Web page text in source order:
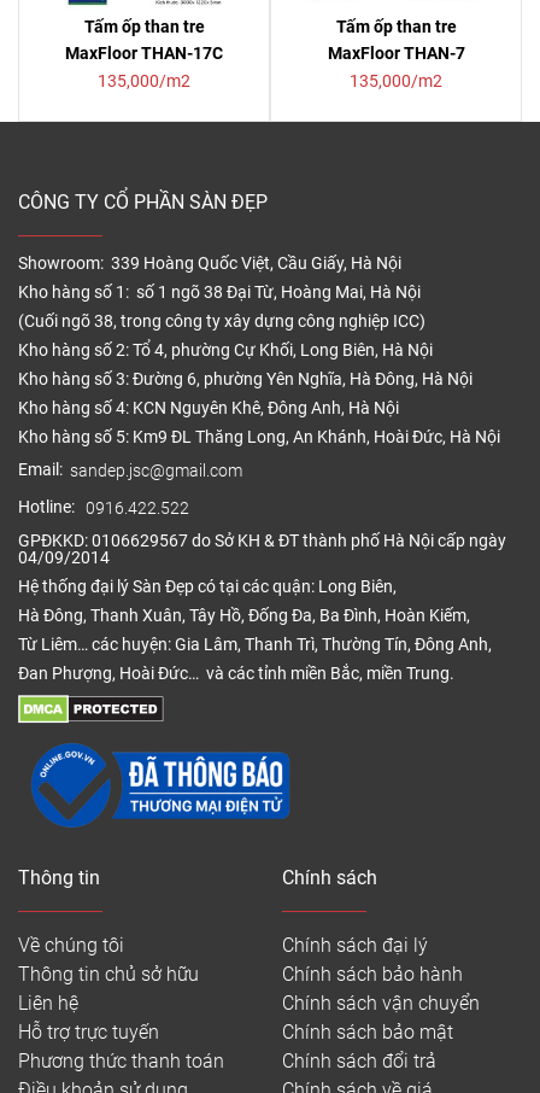
Tấm ốp than tre
MaxFloor THAN-17C
135,000/m2
Tấm ốp than tre
MaxFloor THAN-7
135,000/m2
CÔNG TY CỔ PHẦN SÀN ĐẸP
Showroom: 339 Hoàng Quốc Việt, Cầu Giấy, Hà Nội
Kho hàng số 1: số 1 ngõ 38 Đại Từ, Hoàng Mai, Hà Nội
(Cuối ngõ 38, trong công ty xây dựng công nghiệp ICC)
Kho hàng số 2: Tổ 4, phường Cự Khối, Long Biên, Hà Nội
Kho hàng số 3: Đường 6, phường Yên Nghĩa, Hà Đông, Hà Nội
Kho hàng số 4: KCN Nguyên Khê, Đông Anh, Hà Nội
Kho hàng số 5: Km9 ĐL Thăng Long, An Khánh, Hoài Đức, Hà Nội
Email: sandep.jsc@gmail.com
Hotline: 0916.422.522
GPĐKKD: 0106629567 do Sở KH & ĐT thành phố Hà Nội cấp ngày
04/09/2014
Hệ thống đại lý Sàn Đẹp có tại các quận: Long Biên,
Hà Đông, Thanh Xuân, Tây Hồ, Đống Đa, Ba Đình, Hoàn Kiếm,
Từ Liêm… các huyện: Gia Lâm, Thanh Trì, Thường Tín, Đông Anh,
Đan Phượng, Hoài Đức… và các tỉnh miền Bắc, miền Trung.
Thông tin
Về chúng tôi
Thông tin chủ sở hữu
Liên hệ
Hỗ trợ trực tuyến
Phương thức thanh toán
Chính sách
Chính sách đại lý
Chính sách bảo hành
Chính sách vận chuyển
Chính sách bảo mật
Chính sách đổi trả